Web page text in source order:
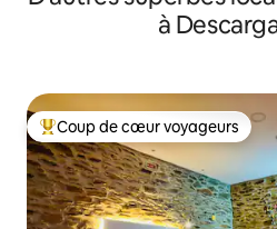
à
Coup de cœur voyageurs parmi
Coup de cœur voyageurs